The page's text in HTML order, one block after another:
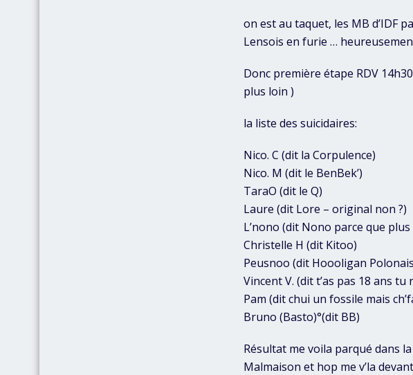
on est au taquet, les MB d’IDF
Lensois en furie …
Donc première étape RDV
plus loin )
la liste des suicidaires:
Nico. C (dit la Corpulence)
Nico. M (dit le BenBek’)
TaraO (dit le Q)
Laure (dit Lore – original non ?)
L’nono (dit Nono parce que
Christelle H (dit Kitoo)
Peusnoo (dit Hoooligan
Vincent V. (dit t’as pas 18 ans
Pam (dit chui un fossile mais
Bruno (Basto)°(dit BB)
Résultat me voila parqué dans
Malmaison et hop me v’la